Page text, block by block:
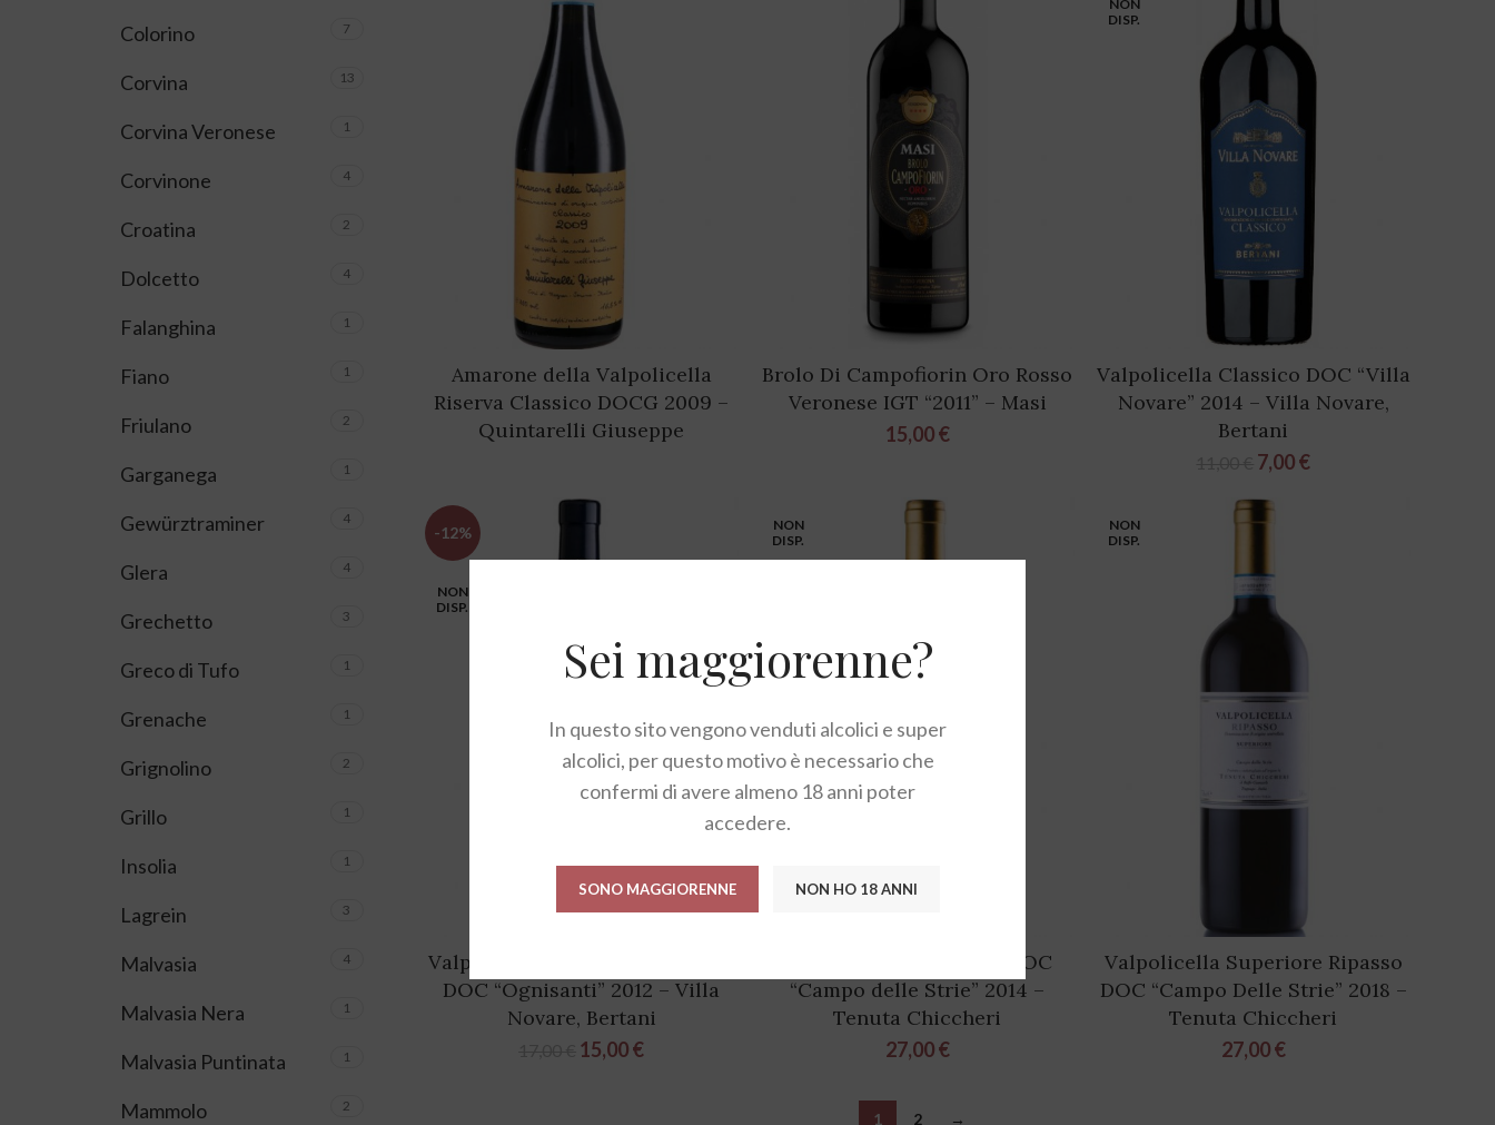
Sei maggiorenne?
In questo sito vengono venduti alcolici e super
alcolici, per questo motivo è necessario che
confermi di avere almeno 18 anni poter
accedere.
SONO MAGGIORENNE NON HO 18 ANNI
Colorino 7
Corvina 13
Corvina Veronese 1
Corvinone 4
Croatina 2
Dolcetto 4
Falanghina 1
Fiano 1
Friulano 2
Garganega 1
Gewürztraminer 4
Glera 4
Grechetto 3
Greco di Tufo 1
Grenache 1
Grignolino 2
Grillo 1
Insolia 1
Lagrein 3
Malvasia 4
Malvasia Nera 1
Malvasia Puntinata 1
Mammolo 2
Amarone della Valpolicella
Riserva Classico DOCG 2009 –
Quintarelli Giuseppe
Brolo Di Campofiorin Oro Rosso
Veronese IGT “2011” – Masi
15,00€
NON
DISP.
Valpolicella Classico DOC “Villa
Novare” 2014 – Villa Novare,
Bertani
7,00€
-12%
NON
DISP.
Valpolicella Classico Superiore
DOC “Ognisanti” 2012 – Villa
Novare, Bertani
15,00€
NON
DISP.
Valpolicella Superiore DOC
“Campo delle Strie” 2014 –
Tenuta Chiccheri
27,00€
NON
DISP.
Valpolicella Superiore Ripasso
DOC “Campo Delle Strie” 2018 –
Tenuta Chiccheri
27,00€
1 2 →